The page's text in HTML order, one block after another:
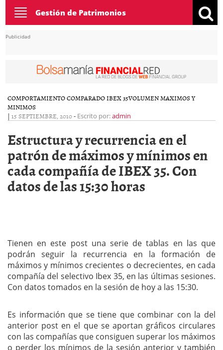
Toggle
navigation
Gestión de Patrimonios
Publicidad
COMPORTAMIENTO COMPARADO IBEX 35VOLUMEN MAXIMOS Y
MINIMOS
| 15 SEPTIEMBRE, 2010- Escrito por:admin
Estructura y recurrencia en el
patrón de máximos y mínimos en
cada compañía de IBEX 35. Con
datos de las 15:30 horas
Tienen en este post una serie de tablas en las que
podrán seguir la recurrencia en la formación de
máximos y mínimos crecientes o decrecientes, en cada
compañía del selectivo Ibex 35, en las últimas sesiones.
Con datos tomados en la sesión de hoy a las 15:30.
Es información que se tiene que combinar con la del
anterior post en el que se aportan gráficos circulares
con las compañías que consiguen superar los máximos
o perder los mínimos de la sesión anterior y también